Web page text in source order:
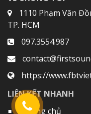
1110 Phạm Văn
TP. HCM
097.3554.987
https://
LIÊN KẾT NHANH
Trang chủ